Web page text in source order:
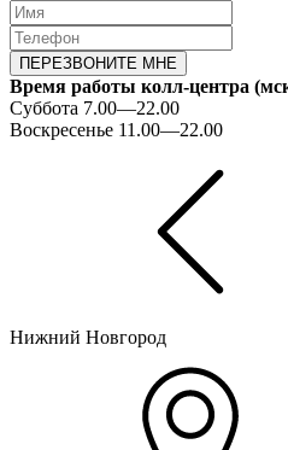
ПЕРЕЗВОНИТЕ МНЕ
Время работы колл-центра
Суббота 7.00—22.00
Воскресенье 11.00—22.00
Нижний Новгород